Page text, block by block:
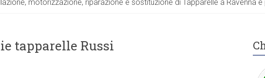
motorizzazione, riparazione e sostituzione di Tapparelle a Ravenna e
tapparelle Russi